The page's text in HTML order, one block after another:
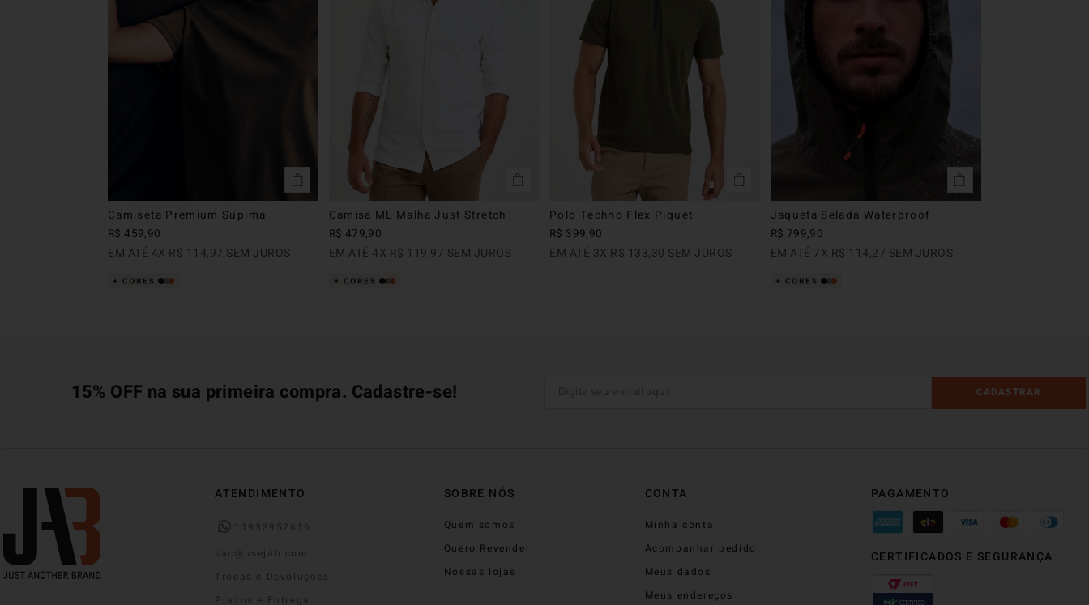
Camiseta Premium Supima
R$ 459,90
EM ATÉ 4X R$ 114,97 SEM JUROS
Camisa ML Malha Just Stretch
R$ 479,90
EM ATÉ 4X R$ 119,97 SEM JUROS
Polo Techno Flex Piquet
R$ 399,90
EM ATÉ 3X R$ 133,30 SEM JUROS
Jaqueta Selada Waterproof
R$ 799,90
EM ATÉ 7X R$ 114,27 SEM JUROS
15% OFF na sua primeira compra. Cadastre-se! CADASTRAR
ATENDIMENTO
11933952616
sac@usejab.com
Trocas e Devoluções
Prazos e Entrega
SOBRE NÓS
Quem somos
Quero Revender
Nossas lojas
CONTA
Minha conta
Acompanhar pedido
Meus dados
Meus endereços
PAGAMENTO
CERTIFICADOS E SEGURANÇA